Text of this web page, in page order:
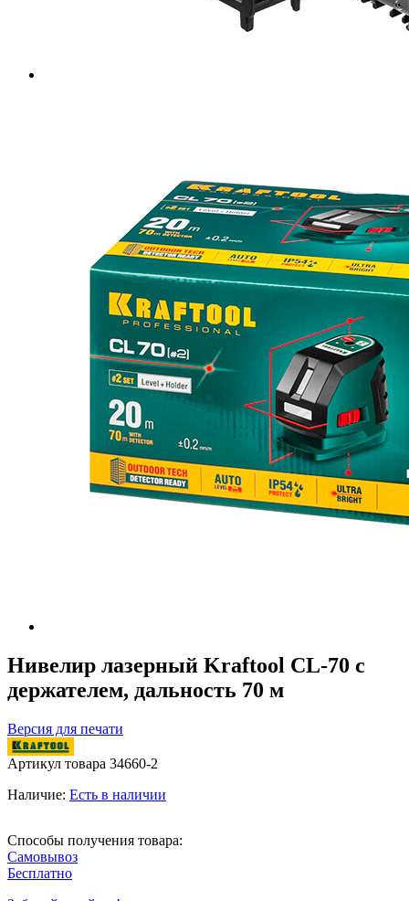
Нивелир лазерный Kraftool CL-70 с
держателем, дальность 70 м
Версия для печати
Артикул товара 34660-2
Наличие: Есть в наличии
Способы получения товара:
Самовывоз
Бесплатно